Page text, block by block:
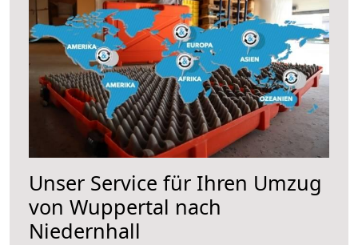
Unser Service für Ihren Umzug
von Wuppertal nach
Niedernhall